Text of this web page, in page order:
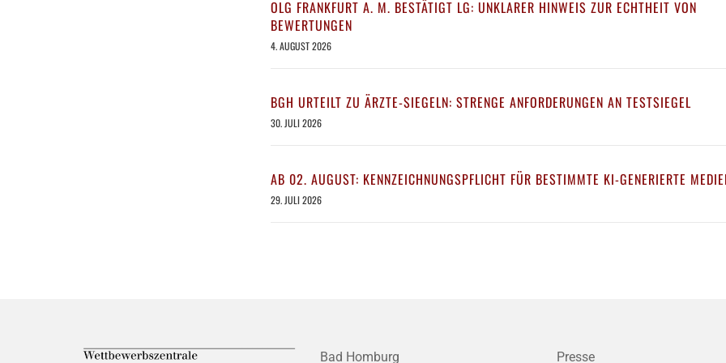
OLG FRANKFURT A. M. BESTÄTIGT LG: UNKLARER HINWEIS ZUR ECHTHEIT VON
BEWERTUNGEN
4. AUGUST 2026
BGH URTEILT ZU ÄRZTE-SIEGELN: STRENGE ANFORDERUNGEN AN TESTSIEGEL
30. JULI 2026
AB 02. AUGUST: KENNZEICHNUNGSPFLICHT FÜR BESTIMMTE KI-GENERIERTE
29. JULI 2026
Bad Homburg Presse